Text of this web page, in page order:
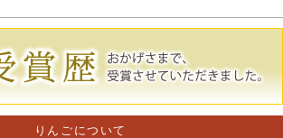
りんごについて